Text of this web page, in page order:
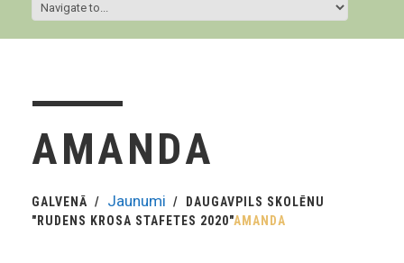
AMANDA
GALVENĀ Jaunumi
DAUGAVPILS SKOLĒNU
"RUDENS KROSA STAFETES 2020"AMANDA